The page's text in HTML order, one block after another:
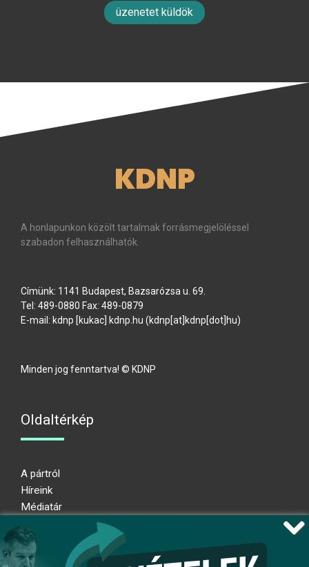
üzenetet küldök
KDNP
A honlapunkon közölt tartalmak forrásmegjelöléssel
szabadon felhasználhatók.
Címünk: 1141 Budapest, Bazsarózsa u. 69.
Tel: 489-0880 Fax: 489-0879
E-mail: kdnp [kukac] kdnp.hu (kdnp[at]kdnp[dot]hu)
Minden jog fenntartva! © KDNP
Oldaltérkép
A pártról
Híreink
Médiatár
Adatkezelési nyilatkozat
Átláthatósági nyilatkozat